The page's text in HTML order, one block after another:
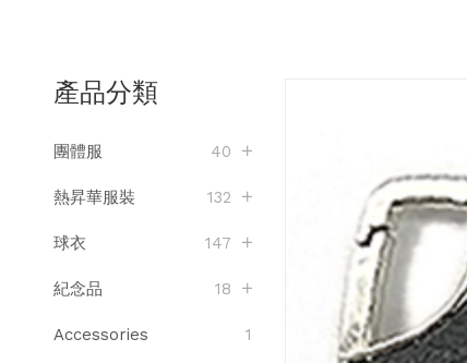
產品分類
團體服 40
熱昇華服裝 132
球衣 147
紀念品 18
Accessories 1